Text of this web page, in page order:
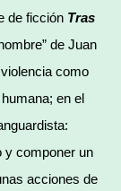
de ficción Tras
de Juan
como
en el
y componer un
acciones de